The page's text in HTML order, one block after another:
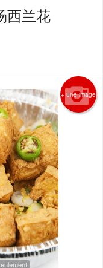
西兰花
+ une image